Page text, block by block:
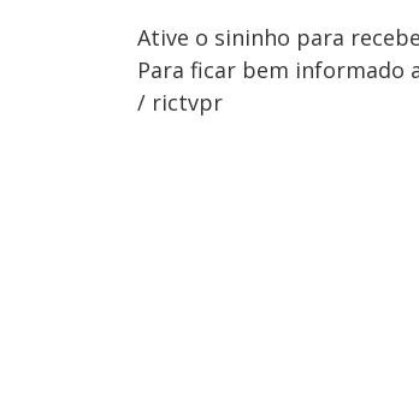
Ative o sininho para
Para ficar bem informado
/ rictvpr